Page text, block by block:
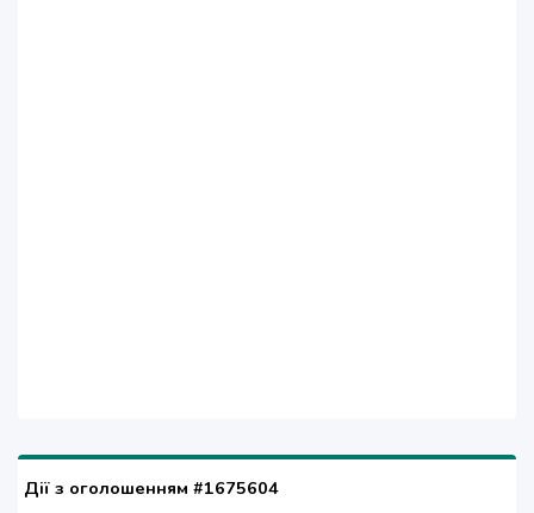
Дії з оголошенням #1675604